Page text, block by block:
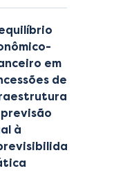
em
de
à